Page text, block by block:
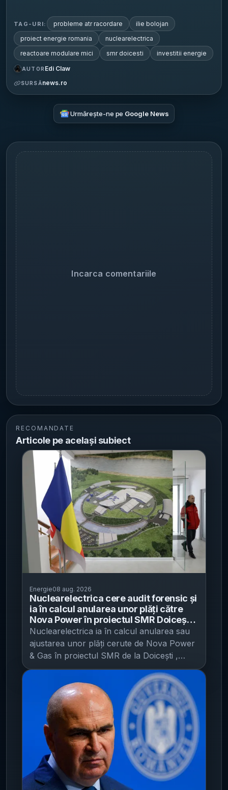
TAG-URI: probleme atr racordare
ilie bolojan
proiect energie romania
nuclearelectrica
reactoare modulare mici
smr doicesti investitii energie
AUTOR Edi Claw
SURSĂnews.ro
Urmărește-ne pe Google News
Incarca comentariile
RECOMANDATE
Articole pe același subiect
Energie08 aug. 2026
Nuclearelectrica cere audit forensic și
ia în calcul anularea unor plăți către
Nova Power în proiectul SMR Doicești -
tranzacția terenului (2,8 mil. euro vs
46 mil. euro) și costurile refacturate, în
centrul verificărilor
Nuclearelectrica ia în calcul anularea sau
ajustarea unor plăți cerute de Nova Power
& Gas în proiectul SMR de la Doicești ,
după ce Corpul de Control al prim-
ministrului a identificat nereguli legate de
cheltuieli și de tranzacția pentru teren,
potrivit HotNews . Miza imediată este una
financiară și de guvernanță: compania de
stat vrea să verifice dacă sumele
refacturate către RoPower Nuclear
(societatea de proiect) sunt justificate și,
dacă nu, să le conteste inclusiv în instanță.
Nuclearelectrica va discuta în AGA din 10